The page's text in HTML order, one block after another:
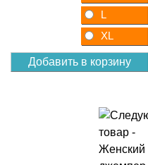
L
XL